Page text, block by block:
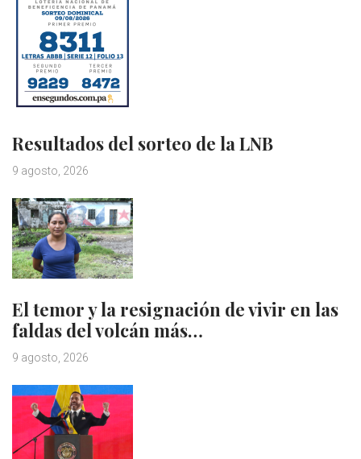
Resultados del sorteo de la LNB
9 agosto, 2026
El temor y la resignación de vivir en las
faldas del volcán más…
9 agosto, 2026